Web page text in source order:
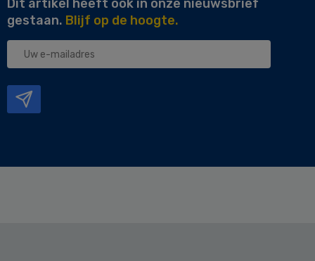
Dit artikel heeft ook in onze nieuwsbrief
gestaan. Blijf op de hoogte.
Uw